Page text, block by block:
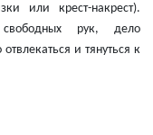
или крест-накрест).
рук, дело
и тянуться к